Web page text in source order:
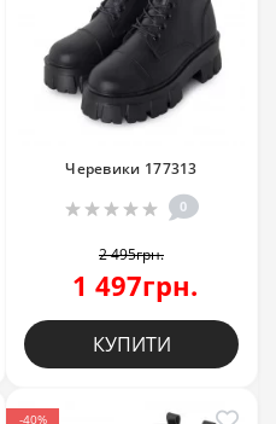
Черевики 177313
0
2 495грн.
1 497грн.
КУПИТИ
-40%